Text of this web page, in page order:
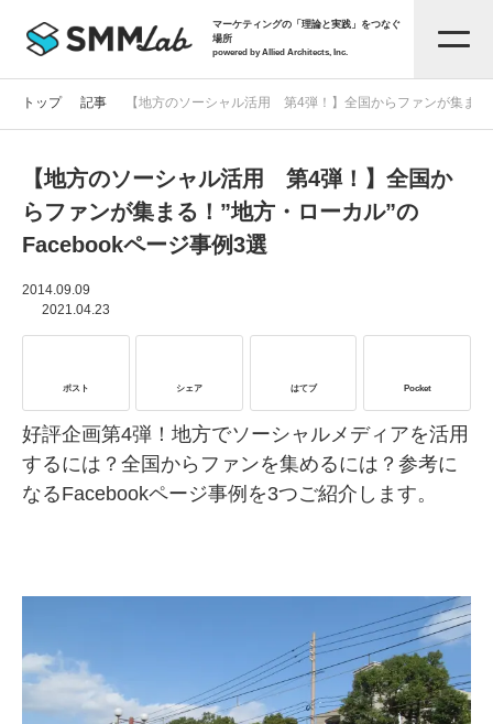
マーケティングの「理論と実践」をつなぐ
場所
powered by Allied Architects, Inc.
記事一覧
タグから探す
お役立ち資料
サービス資料
トップ 記事 【地方のソーシャル活用 第4弾！】全国からファンが集ま
【地方のソーシャル活用 第4弾！】全国か
らファンが集まる！”地方・ローカル”の
Facebookページ事例3選
2014.09.09
2021.04.23
ポスト シェア はてブ Pocket
好評企画第4弾！地方でソーシャルメディアを活用
するには？全国からファンを集めるには？参考に
なるFacebookページ事例を3つご紹介します。